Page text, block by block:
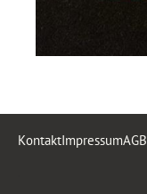
KontaktImpressumAGB